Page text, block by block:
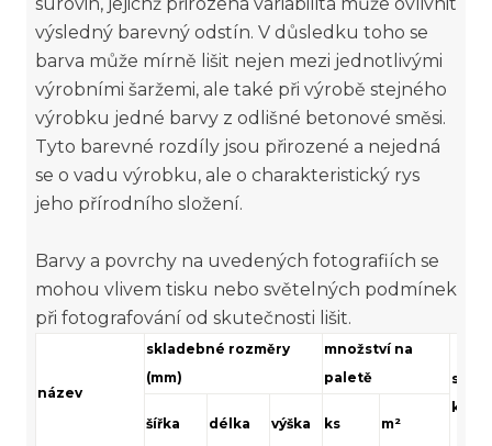
výsledný barevný odstín. V důsledku toho se
barva může mírně lišit nejen mezi jednotlivými
výrobními šaržemi, ale také při výrobě stejného
výrobku jedné barvy z odlišné betonové směsi.
Tyto barevné rozdíly jsou přirozené a nejedná
se o vadu výrobku, ale o charakteristický rys
jeho přírodního složení.
Barvy a povrchy na uvedených fotografiích se
mohou vlivem tisku nebo světelných podmínek
při fotografování od skutečnosti lišit.
název
skladebné rozměry
(mm)
množství na
paletě
ks/m²
šířka
délka výška ks m²